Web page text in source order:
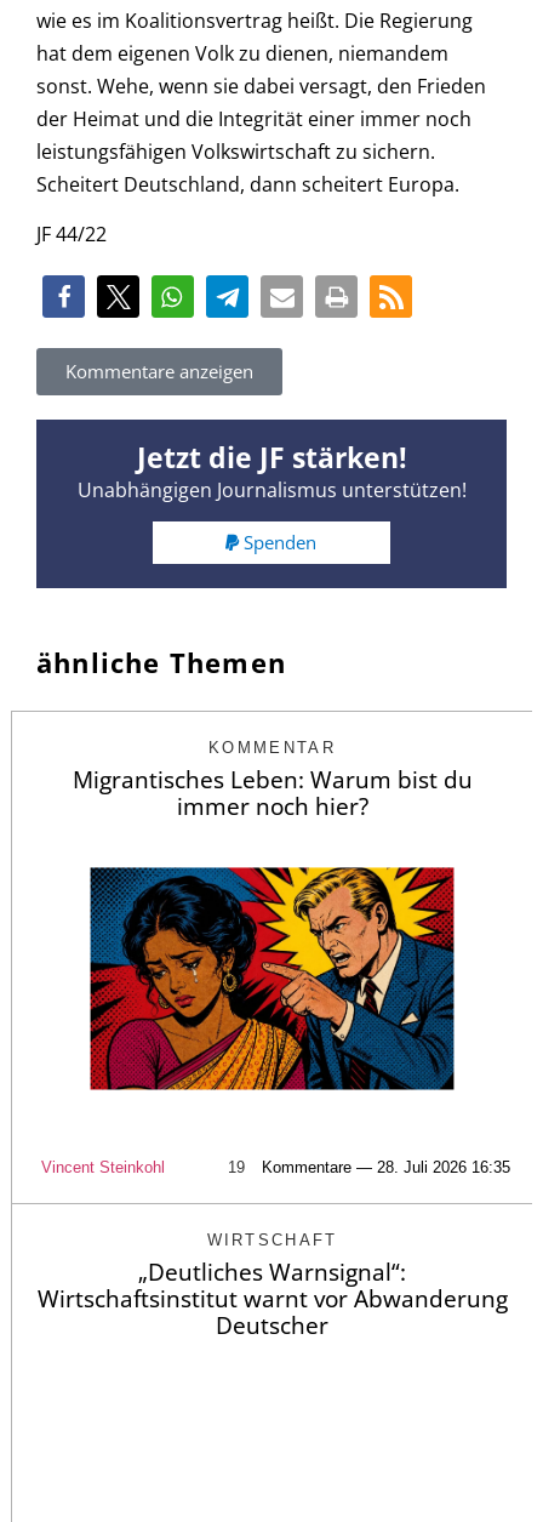
wie es im Koalitionsvertrag heißt. Die Regierung
hat dem eigenen Volk zu dienen, niemandem
sonst. Wehe, wenn sie dabei versagt, den Frieden
der Heimat und die Integrität einer immer noch
leistungsfähigen Volkswirtschaft zu sichern.
Scheitert Deutschland, dann scheitert Europa.
JF 44/22
Kommentare anzeigen
Jetzt die JF stärken!
Unabhängigen Journalismus unterstützen!
Spenden
ähnliche Themen
KOMMENTAR
Migrantisches Leben: Warum bist du
immer noch hier?
Vincent Steinkohl 19 Kommentare — 28. Juli 2026 16:35
WIRTSCHAFT
„Deutliches Warnsignal“:
Wirtschaftsinstitut warnt vor Abwanderung
Deutscher